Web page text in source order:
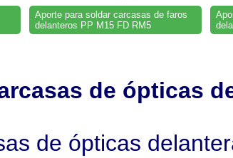
Aporte para soldar carcasas de faros
delanteros PP M15 FD RM5
de ópticas
de ópticas